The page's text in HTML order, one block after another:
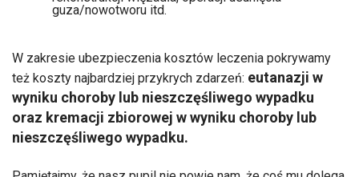
guza/nowotworu itd.
W zakresie ubezpieczenia kosztów leczenia pokrywamy
też koszty najbardziej przykrych zdarzeń: eutanazji w
wyniku choroby lub nieszczęśliwego wypadku
oraz kremacji zbiorowej w wyniku choroby lub
nieszczęśliwego wypadku.